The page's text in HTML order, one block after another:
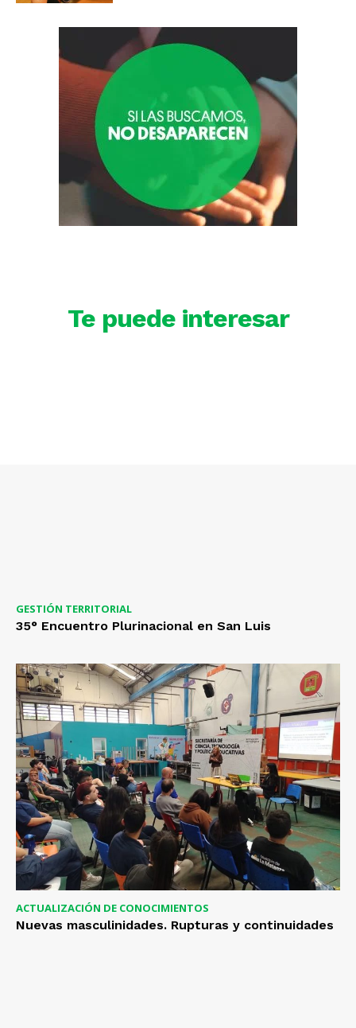
Te puede interesar
GESTIÓN TERRITORIAL
35° Encuentro Plurinacional en San Luis
ACTUALIZACIÓN DE CONOCIMIENTOS
Nuevas masculinidades. Rupturas y continuidades